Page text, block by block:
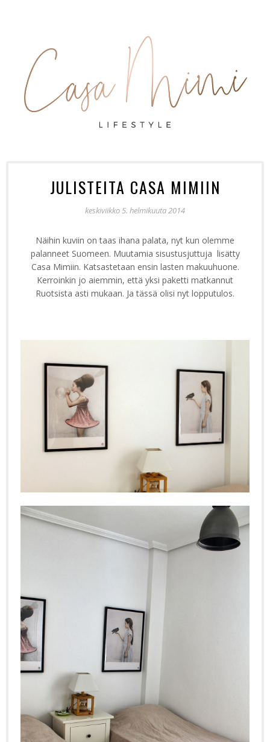
JULISTEITA CASA MIMIIN
keskiviikko 5. helmikuuta 2014
Näihin kuviin on taas ihana palata, nyt kun olemme
palanneet Suomeen. Muutamia sisustusjuttuja lisätty
Casa Mimiin. Katsastetaan ensin lasten makuuhuone.
Kerroinkin jo aiemmin, että yksi paketti matkannut
Ruotsista asti mukaan. Ja tässä olisi nyt lopputulos.